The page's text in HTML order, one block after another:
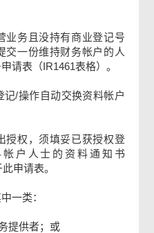
业务且没持有商业登记号
交一份维持财务帐户的人
请表（IR1461表格）。
/操作自动交换资料帐户
授权，须填妥已获授权登
户人士的资料通知书
申请表。
一类：
提供者；或